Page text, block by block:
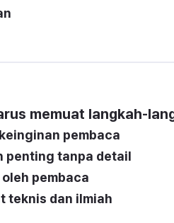
memuat langkah-
pembaca
penting tanpa detail
pembaca
teknis dan ilmiah